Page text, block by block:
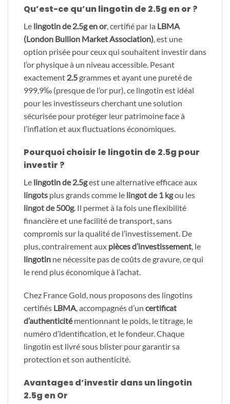
Qu’est-ce qu’un lingotin de 2.5g en or ?
Le lingotin de 2.5g en or, certifié par la LBMA
(London Bullion Market Association) , est une
option prisée pour ceux qui souhaitent investir dans
l’or physique à un niveau accessible. Pesant
exactement 2.5grammes et ayant une pureté de
999,9‰ (presque de l’or pur), ce lingotin est idéal
pour les investisseurs cherchant une solution
sécurisée pour protéger leur patrimoine face à
l’inflation et aux fluctuations économiques.
Pourquoi choisir le lingotin de 2.5g pour
investir ?
Le lingotin de 2.5gest une alternative efficace aux
lingots plus grands comme le lingot de 1 kgou les
lingot de 500g. Il permet à la fois une flexibilité
financière et une facilité de transport, sans
compromis sur la qualité de l’investissement. De
plus, contrairement aux pièces d’investissement , le
lingotin ne nécessite pas de coûts de gravure, ce qui
le rend plus économique à l’achat.
Chez France Gold, nous proposons des lingotins
certifiés LBMA, accompagnés d’un certificat
d’authenticitémentionnant le poids, le titrage, le
numéro d’identification, et le fondeur. Chaque
lingotin est livré sous blister pour garantir sa
protection et son authenticité.
Avantages d’investir dans un lingotin
2.5g en Or